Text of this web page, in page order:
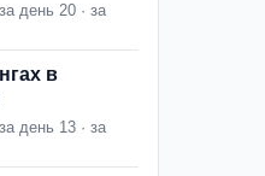
день 20 · за
в
день 13 · за